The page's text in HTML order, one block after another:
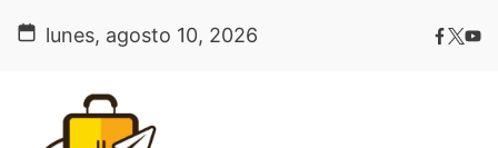
lunes, agosto 10, 2026